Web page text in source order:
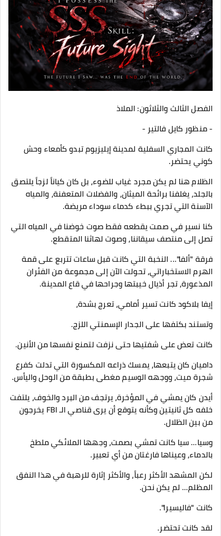
الفصل الثالث والثلاثون: الملاذ
- ​منظور كايل فالتير -
​كانت المجاري السفلية لمدينة إيليزيوم تبدو كأمعاء وحش
كوني يحتضر.
الظلام هنا لم يكن مجرد غياب للضوء، بل كان كياناً لزجاً يلتصق
بالجلد، يغلفنا برائحة الميثان، والفضلات المتعفنة، والمياه
الآسنة التي تجري ببطء كدماء سوداء مريضة.
​كنا نسير في صمت يقطعه فقط صوت خوضنا في المياه التي
تصل إلى منتصف سيقاننا، وصوت لهاثنا المتقطع.
فرقة "ألفا"... النخبة التي كانت قبل ساعات تتربع على قمة
الهرم الاستخباراتي، تحولت الآن إلى مجموعة من الفئران
المذعورة، تجر أذيال خيبتها وجراحها في قاع المدينة.
​إيفا بلاكود كانت تسير أمامي، تعرج بشدة،
وتستند بكتفها على الجدار الإسمنتي اللزج.
كانت تعض على شفتيها حتى نزفت لتمنع نفسها من الأنين.
داميان كان يتبعها، يمسك ذراعه المكسورة التي تدلت كفرع
شجرة ميت، ووجهه الوسيم مغطى بطبقة من الوحل واليأس.
أيدن كان يمشي في المؤخرة، يرتجف من البرد والخوف، يلتفت
خلفه كل ثانيتين وكأنه يتوقع أن يرى قناصي الـ FBI يخرجون
من بين الظلال.
وسيا... سيا كانت تمشي بصمت، وجهها الملائكي ملطخ
بالدماء، وعيناها فارغتان من أي تعبير.
​لكن المشهد الأكثر رعباً، والأكثر إثارة للرهبة في هذا النفق
المظلم... لم يكن نحن.
كانت "فاليسيرا".
​لقد كانت تحتضر.